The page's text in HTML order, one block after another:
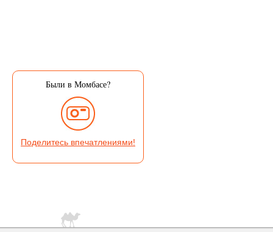
Были в Момбасе?
Поделитесь впечатлениями!